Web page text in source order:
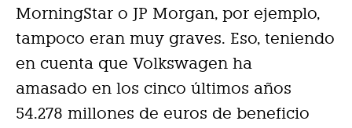
MorningStar o JP Morgan, por ejemplo,
tampoco eran muy graves. Eso, teniendo
en cuenta que Volkswagen ha
amasado en los cinco últimos años
54.278 millones de euros de beneficio